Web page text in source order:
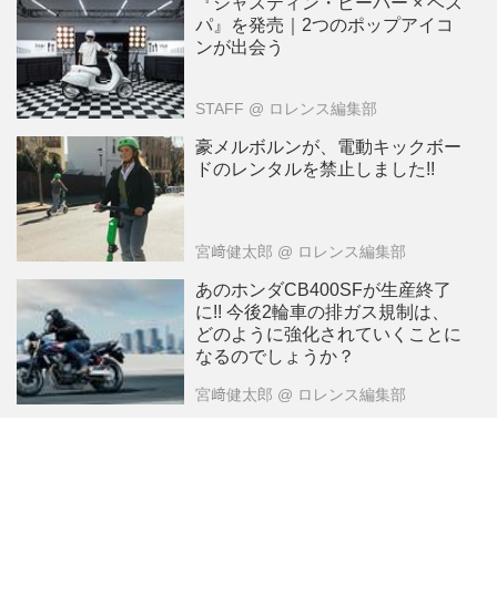
パ』を発売｜2つのポップアイコ
ンが出会う
STAFF @ ロレンス編集部
豪メルボルンが、電動キックボー
ドのレンタルを禁止しました!!
宮﨑健太郎 @ ロレンス編集部
あのホンダCB400SFが生産終了
に!! 今後2輪車の排ガス規制は、
どのように強化されていくことに
なるのでしょうか？
宮﨑健太郎 @ ロレンス編集部